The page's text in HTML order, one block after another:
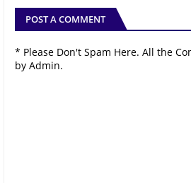
POST A COMMENT
* Please Don't Spam Here. All the
by Admin.